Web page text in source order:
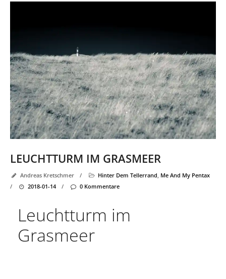
LEUCHTTURM IM GRASMEER
Andreas Kretschmer / Hinter Dem Tellerrand Me And My Pentax
/
2018-01-14 / 0 Kommentare
Leuchtturm im
Grasmeer